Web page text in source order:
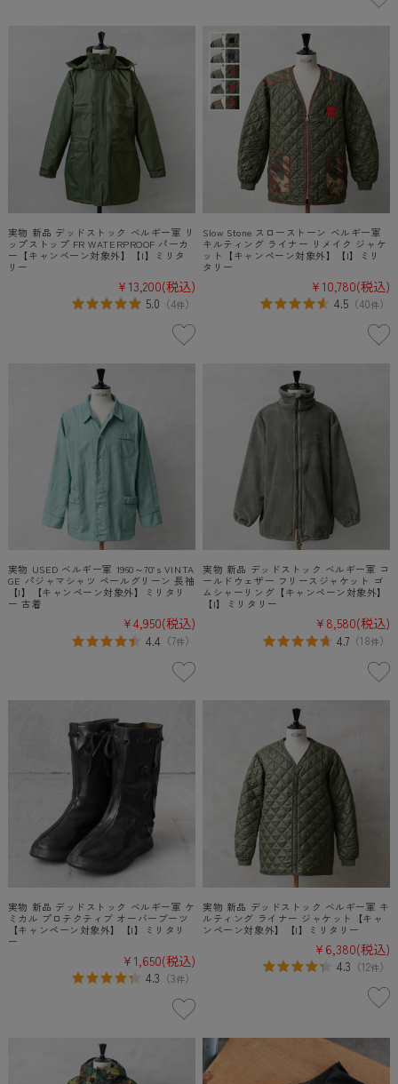
実物 新品 デッドストック ベルギー軍 リ
ップストップ FR WATERPROOF パーカ
ー【キャンペーン対象外】【I】ミリタ
リー
¥13,200(税込)
5.0 （4件）
Slow Stone スローストーン ベルギー軍
キルティング ライナー リメイク ジャケ
ット【キャンペーン対象外】【I】ミリ
タリー
¥10,780(税込)
4.5 （40件）
実物 USED ベルギー軍 1960～70’s VINTA
GE パジャマシャツ ペールグリーン 長袖
【I】【キャンペーン対象外】ミリタリ
ー 古着
¥4,950(税込)
4.4（7件）
実物 新品 デッドストック ベルギー軍 コ
ールドウェザー フリースジャケット ゴ
ムシャーリング【キャンペーン対象外】
【I】ミリタリー
¥8,580(税込)
4.7 （18件）
実物 新品 デッドストック ベルギー軍 ケ
ミカル プロテクティブ オーバーブーツ
【キャンペーン対象外】【I】ミリタリ
ー
¥1,650(税込)
4.3 （3件）
実物 新品 デッドストック ベルギー軍 キ
ルティング ライナー ジャケット【キャ
ンペーン対象外】【I】ミリタリー
¥6,380(税込)
4.3 （12件）